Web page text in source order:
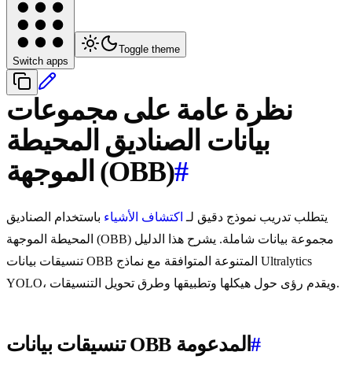
Switch apps
Toggle theme
نظرة عامة على مجموعات
بيانات الصناديق المحيطة
الموجهة (OBB)#
يتطلب تدريب نموذج دقيق لـ اكتشاف الأشياء باستخدام الصناديق
المحيطة الموجهة (OBB) مجموعة بيانات شاملة. يشرح هذا الدليل
تنسيقات بيانات OBB المتنوعة المتوافقة مع نماذج Ultralytics
YOLO، ويقدم رؤى حول هيكلها وتطبيقها وطرق تحويل التنسيقات.
تنسيقات بيانات OBB المدعومة#